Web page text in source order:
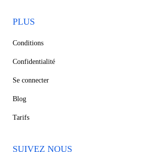
PLUS
Conditions
Confidentialité
Se connecter
Blog
Tarifs
SUIVEZ NOUS